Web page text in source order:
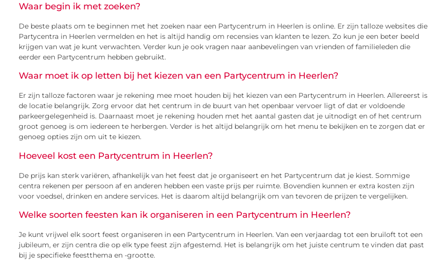
Waar begin ik met zoeken?
De beste plaats om te beginnen met het zoeken naar een Partycentrum in Heerlen is online. Er zijn talloze websites die
Partycentra in Heerlen vermelden en het is altijd handig om recensies van klanten te lezen. Zo kun je een beter beeld
krijgen van wat je kunt verwachten. Verder kun je ook vragen naar aanbevelingen van vrienden of familieleden die
eerder een Partycentrum hebben gebruikt.
Waar moet ik op letten bij het kiezen van een Partycentrum in Heerlen?
Er zijn talloze factoren waar je rekening mee moet houden bij het kiezen van een Partycentrum in Heerlen. Allereerst is
de locatie belangrijk. Zorg ervoor dat het centrum in de buurt van het openbaar vervoer ligt of dat er voldoende
parkeergelegenheid is. Daarnaast moet je rekening houden met het aantal gasten dat je uitnodigt en of het centrum
groot genoeg is om iedereen te herbergen. Verder is het altijd belangrijk om het menu te bekijken en te zorgen dat er
genoeg opties zijn om uit te kiezen.
Hoeveel kost een Partycentrum in Heerlen?
De prijs kan sterk variëren, afhankelijk van het feest dat je organiseert en het Partycentrum dat je kiest. Sommige
centra rekenen per persoon af en anderen hebben een vaste prijs per ruimte. Bovendien kunnen er extra kosten zijn
voor voedsel, drinken en andere services. Het is daarom altijd belangrijk om van tevoren de prijzen te vergelijken.
Welke soorten feesten kan ik organiseren in een Partycentrum in Heerlen?
Je kunt vrijwel elk soort feest organiseren in een Partycentrum in Heerlen. Van een verjaardag tot een bruiloft tot een
jubileum, er zijn centra die op elk type feest zijn afgestemd. Het is belangrijk om het juiste centrum te vinden dat past
bij je specifieke feestthema en -grootte.